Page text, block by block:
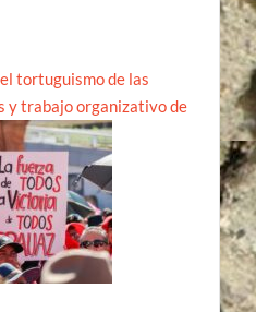
tortuguismo de las
y trabajo organizativo de